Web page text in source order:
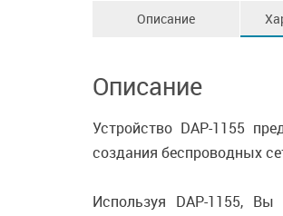
Описание
Описание
Устройство DAP-1155
создания беспроводных
Используя DAP-1155,